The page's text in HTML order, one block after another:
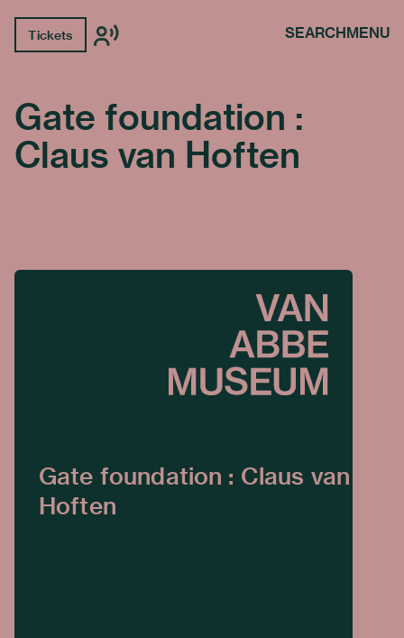
Tickets SEARCHMENU
Gate foundation :
Claus van Hoften
Gate foundation : Claus van
Hoften